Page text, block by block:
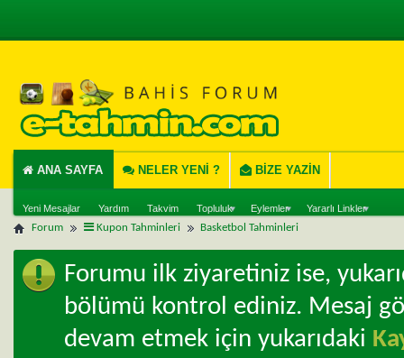
ANA SAYFA
Yeni Mesajlar Yardım Takvim Topluluk Eylemler Yararlı Linkler
NELER YENI ? BIZE YAZIN
Forum Kupon Tahminleri Basketbol Tahminleri
Forumu ilk ziyaretiniz ise,
bölümü kontrol ediniz. Mesaj
devam etmek için yukarıdaki